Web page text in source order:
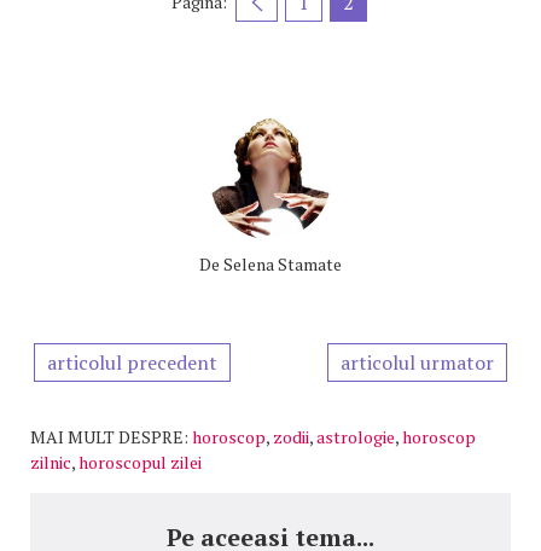
De Selena Stamate
articolul precedent articolul urmator
MAI MULT DESPRE: horoscop, zodii,astrologie,horoscop
zilnic,horoscopul zilei
Pe aceeasi tema...